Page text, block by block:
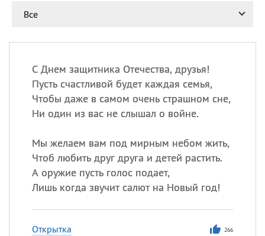
Все
С Днем защитника Отечества, друзья!
Пусть счастливой будет каждая семья,
Чтобы даже в самом очень страшном сне,
Ни один из вас не слышал о войне.
Мы желаем вам под мирным небом жить,
Чтоб любить друг друга и детей растить.
А оружие пусть голос подает,
Лишь когда звучит салют на Новый год!
Открытка 266
день
рисового пудинга
09.08 День Дымняшки
(Smokey Bear Day)
Сегодня празднуют именины
Сергей , Теодор, Федор